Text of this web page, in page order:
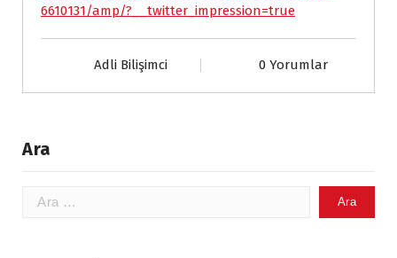
6610131/amp/?__twitter_impression=true
Adli Bilişimci 0 Yorumlar
Ara
Arama: